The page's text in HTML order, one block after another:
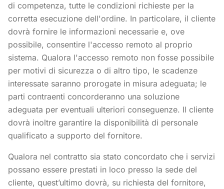
di competenza, tutte le condizioni richieste per la
corretta esecuzione dell'ordine. In particolare, il cliente
dovrà fornire le informazioni necessarie e, ove
possibile, consentire l'accesso remoto al proprio
sistema. Qualora l'accesso remoto non fosse possibile
per motivi di sicurezza o di altro tipo, le scadenze
interessate saranno prorogate in misura adeguata; le
parti contraenti concorderanno una soluzione
adeguata per eventuali ulteriori conseguenze. Il cliente
dovrà inoltre garantire la disponibilità di personale
qualificato a supporto del fornitore.
Qualora nel contratto sia stato concordato che i servizi
possano essere prestati in loco presso la sede del
cliente, quest’ultimo dovrà, su richiesta del fornitore,